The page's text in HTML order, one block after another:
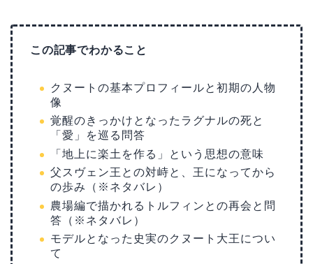
この記事でわかること
クヌートの基本プロフィールと初期の人物
像
覚醒のきっかけとなったラグナルの死と
「愛」を巡る問答
「地上に楽土を作る」という思想の意味
父スヴェン王との対峙と、王になってから
の歩み（※ネタバレ）
農場編で描かれるトルフィンとの再会と問
答（※ネタバレ）
モデルとなった史実のクヌート大王につい
て